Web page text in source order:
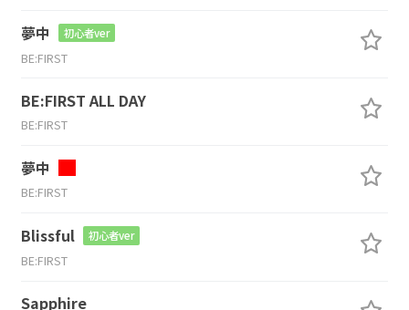
夢中 初心者ver
BE:FIRST
BE:FIRST ALL DAY
BE:FIRST
夢中
BE:FIRST
Blissful 初心者ver
BE:FIRST
Sapphire